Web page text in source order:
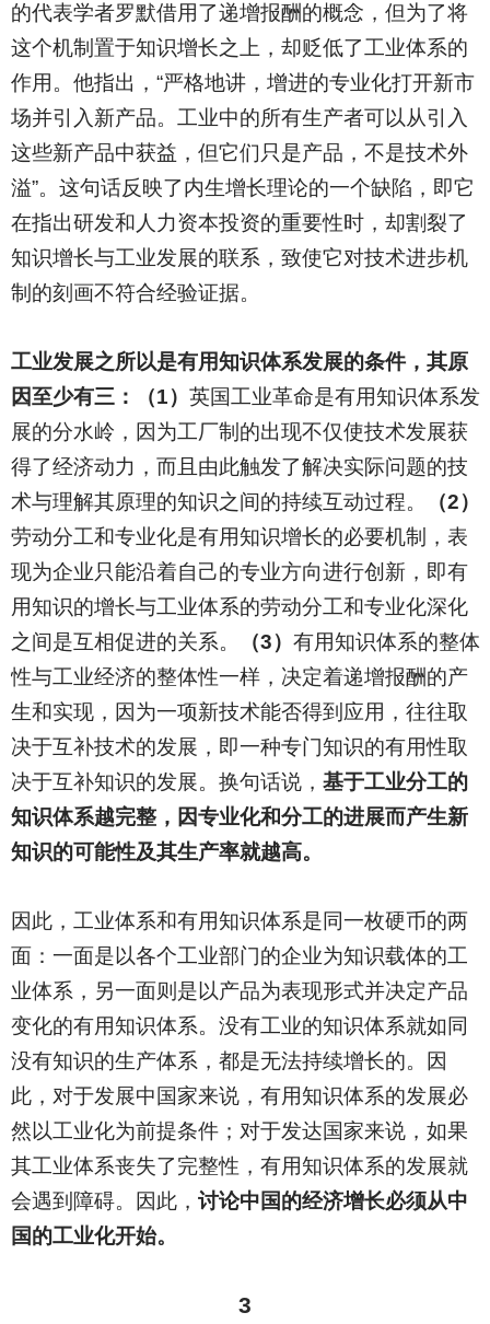
的代表学者罗默借用了递增报酬的概念，但为了将
这个机制置于知识增长之上，却贬低了工业体系的
作用。他指出，“严格地讲，增进的专业化打开新市
场并引入新产品。工业中的所有生产者可以从引入
这些新产品中获益，但它们只是产品，不是技术外
溢”。这句话反映了内生增长理论的一个缺陷，即它
在指出研发和人力资本投资的重要性时，却割裂了
知识增长与工业发展的联系，致使它对技术进步机
制的刻画不符合经验证据。
工业发展之所以是有用知识体系发展的条件，其原
因至少有三：（1） 英国工业革命是有用知识体系发
展的分水岭，因为工厂制的出现不仅使技术发展获
得了经济动力，而且由此触发了解决实际问题的技
术与理解其原理的知识之间的持续互动过程。
（2）
劳动分工和专业化是有用知识增长的必要机制，表
现为企业只能沿着自己的专业方向进行创新，即有
用知识的增长与工业体系的劳动分工和专业化深化
之间是互相促进的关系。
（3） 有用知识体系的整体
性与工业经济的整体性一样，决定着递增报酬的产
生和实现，因为一项新技术能否得到应用，往往取
决于互补技术的发展，即一种专门知识的有用性取
决于互补知识的发展。换句话说， 基于工业分工的
知识体系越完整，因专业化和分工的进展而产生新
知识的可能性及其生产率就越高。
因此，工业体系和有用知识体系是同一枚硬币的两
面：一面是以各个工业部门的企业为知识载体的工
业体系，另一面则是以产品为表现形式并决定产品
变化的有用知识体系。没有工业的知识体系就如同
没有知识的生产体系，都是无法持续增长的。因
此，对于发展中国家来说，有用知识体系的发展必
然以工业化为前提条件；对于发达国家来说，如果
其工业体系丧失了完整性，有用知识体系的发展就
会遇到障碍。因此， 讨论中国的经济增长必须从中
国的工业化开始。
3